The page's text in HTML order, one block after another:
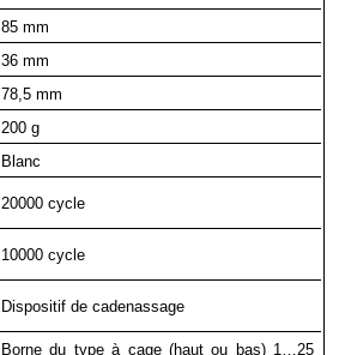
85 mm
36 mm
78,5 mm
200 g
Blanc
20000 cycle
10000 cycle
Dispositif de cadenassage
Borne du type à cage (haut ou bas) 1…25